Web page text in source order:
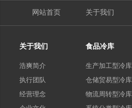
网站首页 关于我们
关于我们
浩爽简介
执行团队
经营理念
食品冷库
生产加工型冷
仓储贸易型冷
物流周转型冷